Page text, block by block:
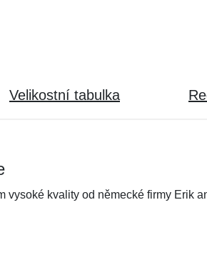
Velikostní tabulka
vysoké kvality od německé firmy Erik